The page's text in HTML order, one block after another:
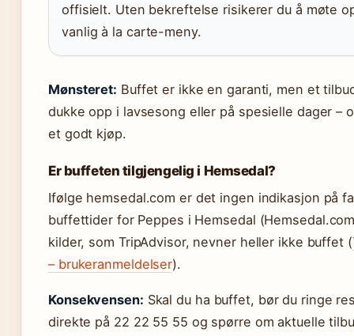
offisielt. Uten bekreftelse risikerer du å møte
vanlig à la carte-meny.
Mønsteret: Buffet er ikke en garanti, men et
dukke opp i lavsesong eller på spesielle dager –
et godt kjøp.
Er buffeten tilgjengelig i Hemsedal?
Ifølge hemsedal.com er det ingen indikasjon på
buffettider for Peppes i Hemsedal
kilder, som TripAdvisor, nevner heller ikke buffet (
– brukeranmeldelser).
Konsekvensen: Skal du ha buffet, bør du ringe
direkte på 22 22 55 55 og spørre om aktuelle